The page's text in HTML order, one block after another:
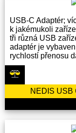
USB-C Adaptér;
k jakémukoli
tři různá USB
adaptér je
rychlostí přenosu
NEDIS USB